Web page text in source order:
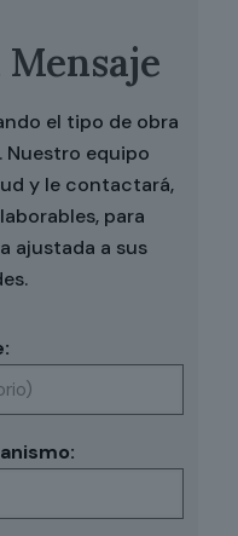
el tipo de obra
Nuestro equipo
y le contactará,
para
ajustada a sus